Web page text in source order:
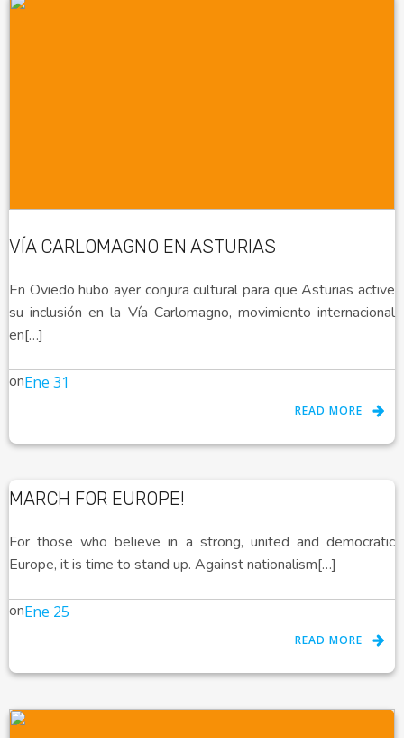
VÍA CARLOMAGNO EN ASTURIAS
En Oviedo hubo ayer conjura cultural para que Asturias active
su inclusión en la Vía Carlomagno, movimiento internacional
en[…]
onEne 31
READ MORE
MARCH FOR EUROPE!
For those who believe in a strong, united and democratic
Europe, it is time to stand up. Against nationalism[…]
onEne 25
READ MORE